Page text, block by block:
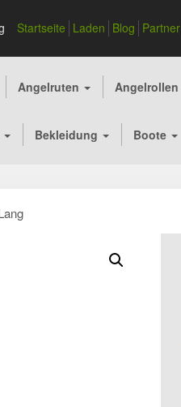
Startseite Laden Blog Partner
Angelruten Angelrollen
Bekleidung Boote